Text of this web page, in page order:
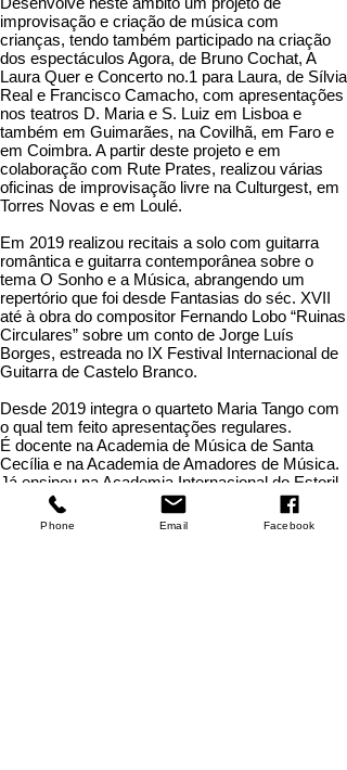
improvisação e criação de música com
crianças, tendo também participado na criação
dos espectáculos Agora, de Bruno Cochat, A
Laura Quer e Concerto no.1 para Laura, de Sílvia
Real e Francisco Camacho, com apresentações
nos teatros D. Maria e S. Luiz em Lisboa e
também em Guimarães, na Covilhã, em Faro e
em Coimbra. A partir deste projeto e em
colaboração com Rute Prates, realizou várias
oficinas de improvisação livre na Culturgest, em
Torres Novas e em Loulé.
Em 2019 realizou recitais a solo com guitarra
romântica e guitarra contemporânea sobre o
tema O Sonho e a Música, abrangendo um
repertório que foi desde Fantasias do séc. XVII
até à obra do compositor Fernando Lobo “Ruinas
Circulares” sobre um conto de Jorge Luís
Borges, estreada no IX Festival Internacional de
Guitarra de Castelo Branco.
Desde 2019 integra o quarteto Maria Tango com
o qual tem feito apresentações regulares.
É docente na Academia de Música de Santa
Cecília e na Academia de Amadores de Música.
Já ensinou na Academia Internacional do Estoril,
na Escola de Música de Almada e na Escola
Canto Firme em Tomar.
Phone Email Facebook